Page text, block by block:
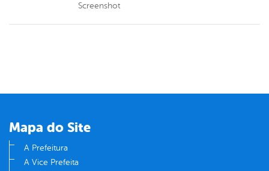
Screenshot
Mapa do Site
A Prefeitura
A Vice Prefeita